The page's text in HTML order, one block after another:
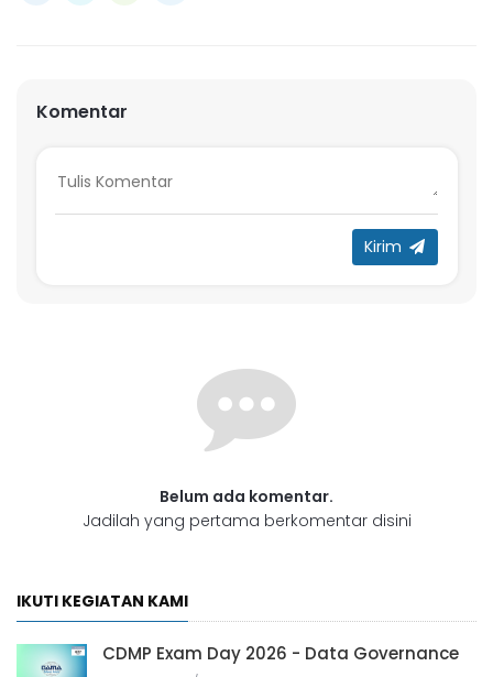
Komentar
Kirim
Belum ada komentar.
Jadilah yang pertama berkomentar disini
IKUTI KEGIATAN KAMI
CDMP Exam Day 2026 - Data Governance